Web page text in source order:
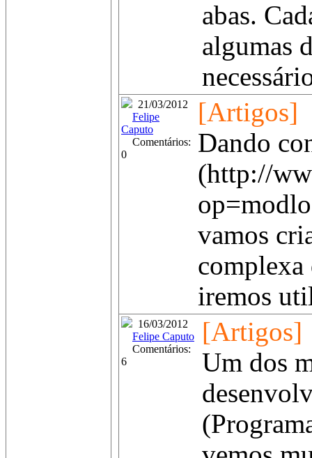
abas.
algumas
21/03/2012
Felipe
Caputo
Comentários:
0
[Artigos]
Dando
(http://
vamos
complexa
iremos
16/03/2012
Felipe Caputo
Comentários:
6
[Artigos]
Um dos